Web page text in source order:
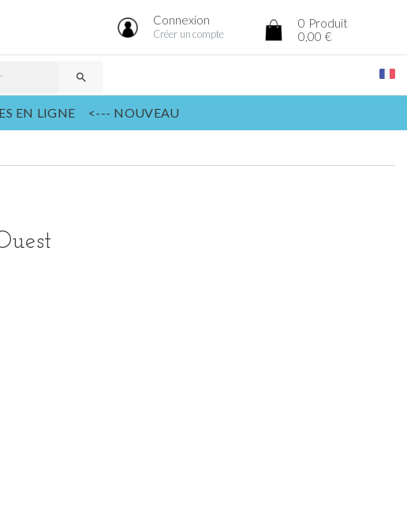
Connexion
Créer un compte
0 Produit
0,00 €
search
EN LIGNE <--- NOUVEAU